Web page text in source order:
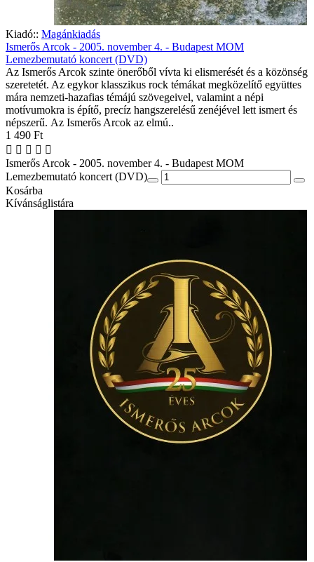
Kiadó:: Magánkiadás
Ismerős Arcok - 2005. november 4. - Budapest MOM
Lemezbemutató koncert (DVD)
Az Ismerős Arcok szinte önerőből vívta ki elismerését és a közönség
szeretetét. Az egykor klasszikus rock témákat megközelítő együttes
mára nemzeti-hazafias témájú szövegeivel, valamint a népi
motívumokra is építő, precíz hangszerelésű zenéjével lett ismert és
népszerű. Az Ismerős Arcok az elmú..
1 490 Ft
Ismerős Arcok - 2005. november 4. - Budapest MOM
Lemezbemutató koncert (DVD)
Kosárba
Kívánságlistára